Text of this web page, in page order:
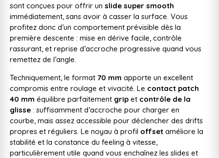
sont conçues pour offrir un slide super smooth
immédiatement, sans avoir à casser la surface. Vous
profitez donc d’un comportement prévisible dès la
première descente : mise en dérive facile, contrôle
rassurant, et reprise d’accroche progressive quand vous
remettez de l’angle.
Techniquement, le format 70 mm apporte un excellent
compromis entre roulage et vivacité. Le contact patch
40 mm équilibre parfaitement grip et contrôle de la
glisse : suffisamment d’accroche pour charger en
courbe, mais assez accessible pour déclencher des drifts
propres et réguliers. Le noyau à profil offset améliore la
stabilité et la constance du feeling à vitesse,
particulièrement utile quand vous enchaînez les slides et